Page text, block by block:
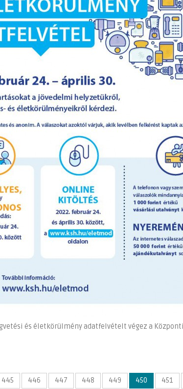
és életkörülmény adatfelvételt végez a
445 446 447 448 449 450 451